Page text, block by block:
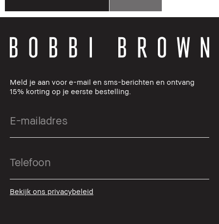
Meld je aan voor e-mail en sms-berichten en ontvang
15% korting op je eerste bestelling.
Bekijk ons privacybeleid